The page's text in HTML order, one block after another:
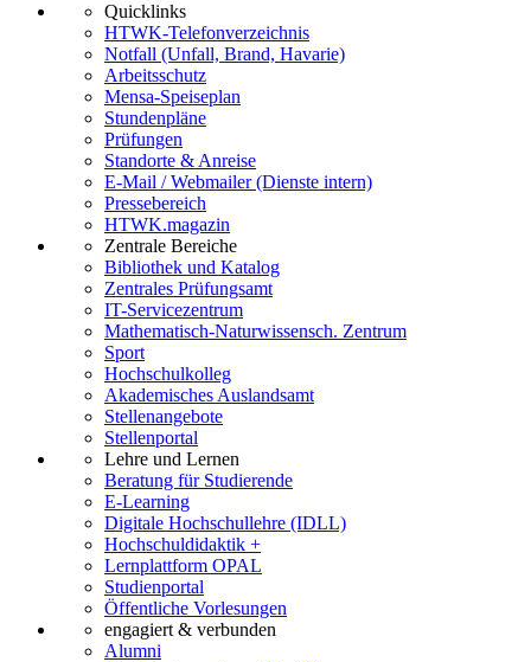
Quicklinks
HTWK-Telefonverzeichnis
Notfall (Unfall, Brand, Havarie)
Arbeitsschutz
Mensa-Speiseplan
Stundenpläne
Prüfungen
Standorte & Anreise
E-Mail / Webmailer (Dienste intern)
Pressebereich
HTWK.magazin
Zentrale Bereiche
Bibliothek und Katalog
Zentrales Prüfungsamt
IT-Servicezentrum
Mathematisch-Naturwissensch. Zentrum
Sport
Hochschulkolleg
Akademisches Auslandsamt
Stellenangebote
Stellenportal
Lehre und Lernen
Beratung für Studierende
E-Learning
Digitale Hochschullehre (IDLL)
Hochschuldidaktik +
Lernplattform OPAL
Studienportal
Öffentliche Vorlesungen
engagiert & verbunden
Alumni